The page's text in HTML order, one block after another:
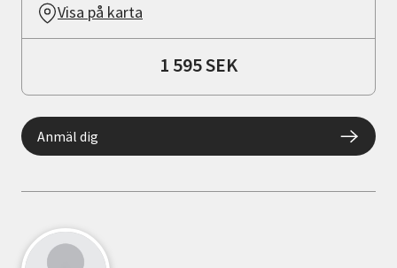
Visa på karta
1 595 SEK
Anmäl dig